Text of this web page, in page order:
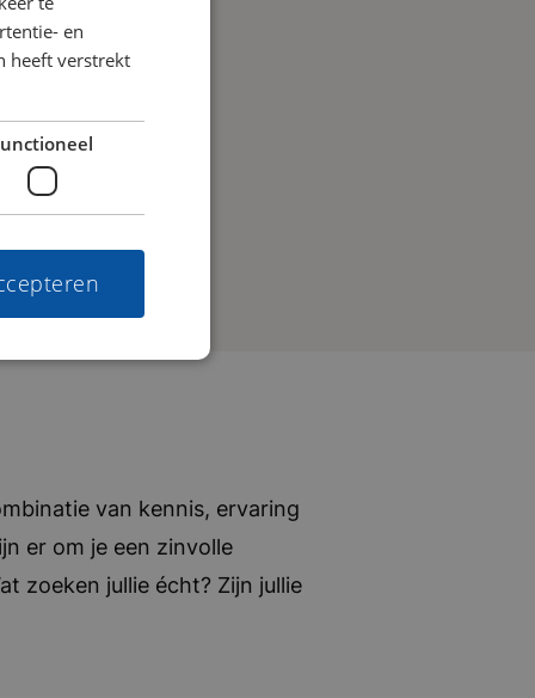
van kennis, ervaring
er om je een zinvolle
zoeken jullie écht? Zijn jullie
en
heeft verstrekt